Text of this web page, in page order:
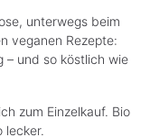
unterwegs beim
veganen Rezepte:
– und so köstlich wie
zum Einzelkauf. Bio
lecker.